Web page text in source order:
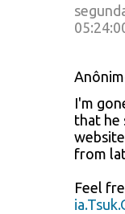
I'm
that he
from
Feel